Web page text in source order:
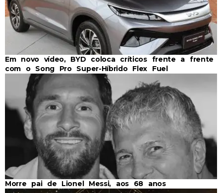
Em novo vídeo, BYD coloca críticos frente a frente
com o Song Pro Super-Híbrido Flex Fuel
Morre pai de Lionel Messi, aos 68 anos